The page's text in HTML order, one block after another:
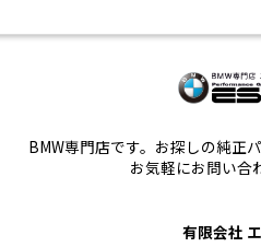
BMW専門店です。お探しの純正
お気軽にお問い合
有限会社